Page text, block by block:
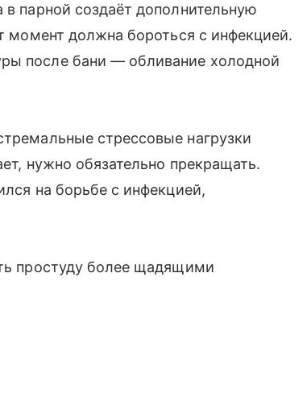
парной создаёт дополнительную
момент должна бороться с инфекцией.
после бани — обливание холодной
стрессовые нагрузки
нужно обязательно прекращать.
на борьбе с инфекцией,
простуду более щадящими